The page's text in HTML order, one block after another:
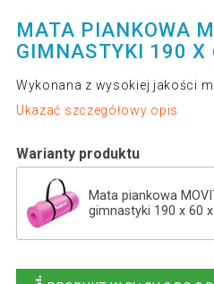
MATA PIANKOWA
GIMNASTYKI 190 X
Wykonana z wysokiej jakości
Ukazać szczegółowy opis
Warianty produktu
Mata piankowa
gimnastyki 190 x 60
gimnastyki 190 x 60